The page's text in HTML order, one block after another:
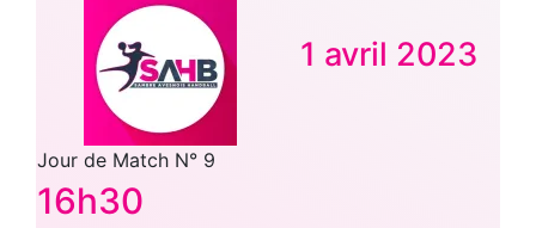
1 avril 2023
Jour de Match N° 9
16h30